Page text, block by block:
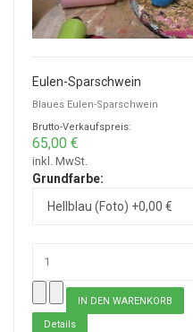
Eulen-Sparschwein
Blaues Eulen-Sparschwein
Brutto-Verkaufspreis:
65,00 €
inkl. MwSt.
Grundfarbe:
Details